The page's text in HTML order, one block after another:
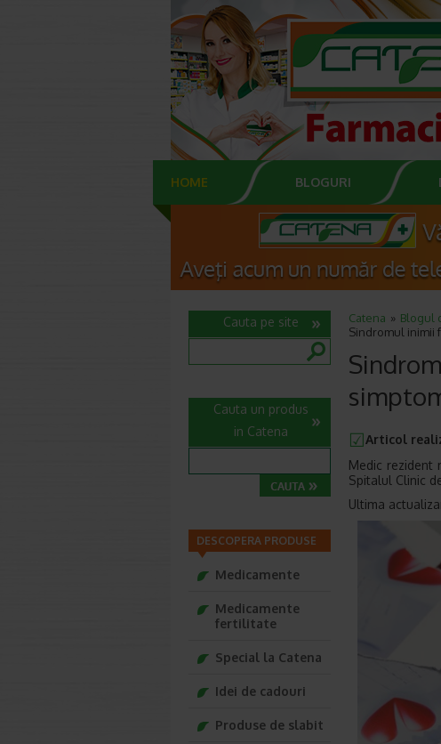
HOME BLOGURI
Catena Blogul
Sindromul inimii
Articol
Medic rezident
Spitalul Clinic
Ultima
Cauta pe site
Cauta un produs
in Catena
DESCOPERA PRODUSE
Medicamente
Medicamente
fertilitate
Special la Catena
Idei de cadouri
Produse de slabit